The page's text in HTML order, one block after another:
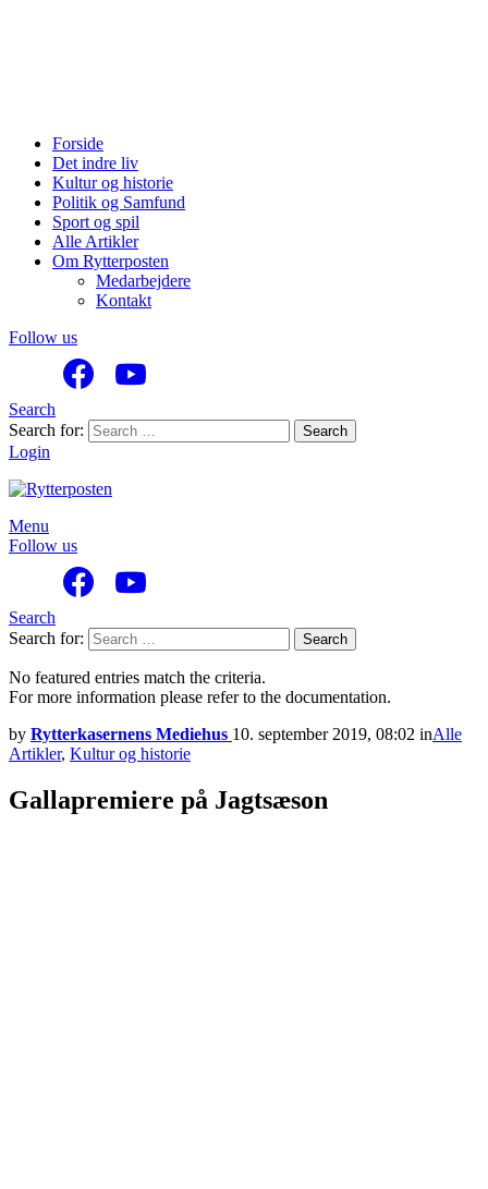
Forside
Det indre liv
Kultur og historie
Politik og Samfund
Sport og spil
Alle Artikler
Om Rytterposten
Medarbejdere
Kontakt
Follow us
Search
Search for:
Search
Login
Menu
Follow us
Search
Search for:
Search
No featured entries match the criteria.
For more information please refer to the documentation.
by Rytterkasernens Mediehus 10. september 2019, 08:02 inAlle
Artikler, Kultur og historie
Gallapremiere på Jagtsæson